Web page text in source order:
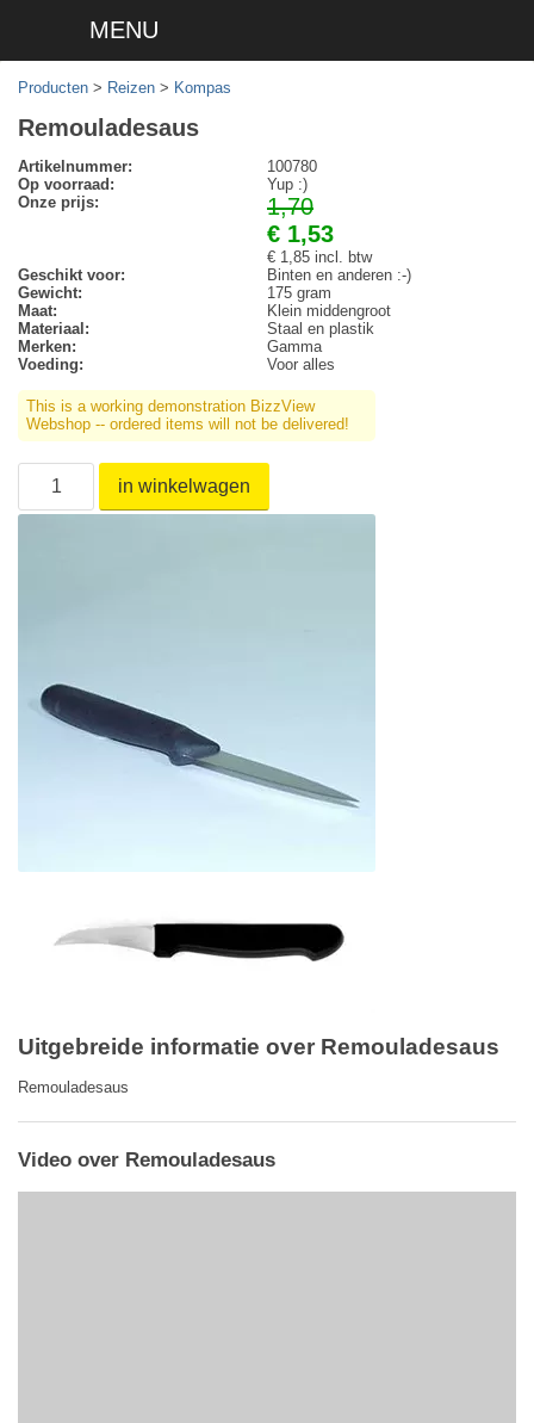
MENU
Producten > Reizen > Kompas
Remouladesaus
Artikelnummer:
100780
Op voorraad:
Yup :)
Onze prijs:
1,70
€ 1,53
€ 1,85 incl. btw
Geschikt voor:
Binten en anderen :-)
Gewicht:
175 gram
Maat:
Klein middengroot
Materiaal:
Staal en plastik
Merken:
Gamma
Voeding:
Voor alles
This is a working demonstration BizzView
Webshop -- ordered items will not be delivered!
in winkelwagen
Uitgebreide informatie over Remouladesaus
Remouladesaus
Video over Remouladesaus